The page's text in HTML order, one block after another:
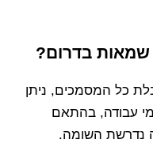
שמאות בדרום?
כל המסמכים, ניתן
עבודה, בהתאם
נדרשת השומה.